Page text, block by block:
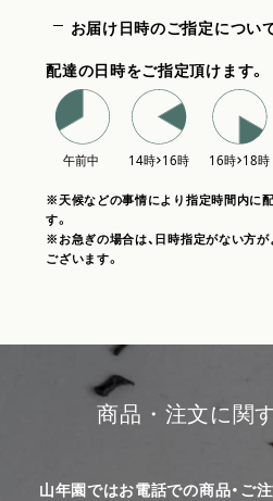
お届け日時のご指定につい
配達の日時をご指定頂けます。
※天候などの事情により指定時間内に
す。
※お急ぎの場合は、日時指定がない方
ございます。
商品・注文に関
山年園ではお電話での商品・ご